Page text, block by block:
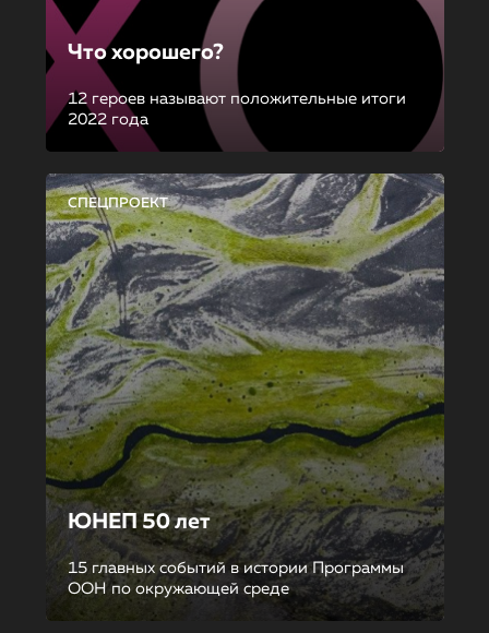
Что хорошего?
12 героев называют положительные итоги
2022 года
СПЕЦПРОЕКТ
ЮНЕП 50 лет
15 главных событий в истории Программы
ООН по окружающей среде